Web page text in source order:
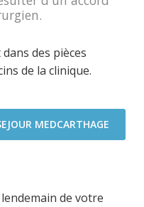
des pièces
de la clinique.
MEDCARTHAGE
de votre